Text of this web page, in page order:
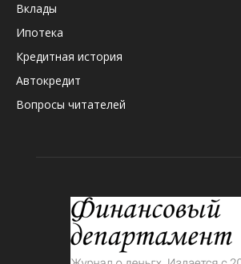
Вклады
Ипотека
Кредитная история
Автокредит
Вопросы читателей